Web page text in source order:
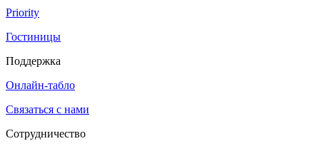
Priority
Гостиницы
Поддержка
Онлайн-табло
Связаться с нами
Сотрудничество